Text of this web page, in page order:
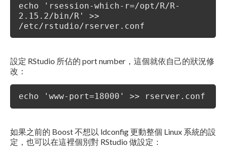
echo 'rsession-which-r=/opt/R/R-
2.15.2/bin/R' >>
/etc/rstudio/rserver.conf
設定 RStudio 所佔的 port number，這個就依自己的狀況修
改：
echo 'www-port=18000' >> rserver.conf
如果之前的 Boost 不想以 ldconfig 更動整個 Linux 系統的設
定，也可以在這裡個別對 RStudio 做設定：